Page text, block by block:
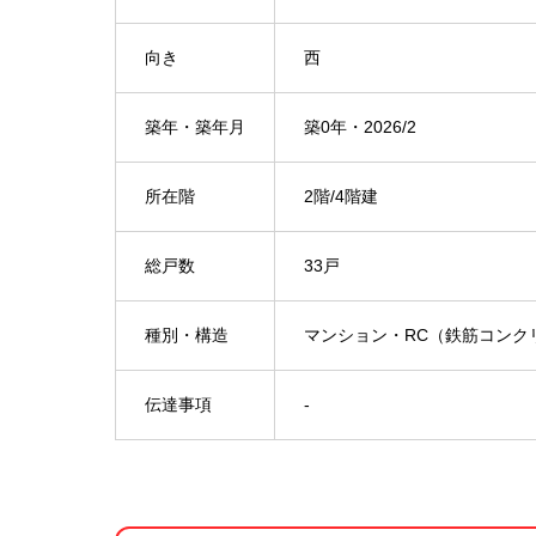
向き 西
築年・築年月 築0年・2026/2
所在階 2階/4階建
総戸数 33戸
種別・構造 マンション・RC（鉄筋コンク
伝達事項 -